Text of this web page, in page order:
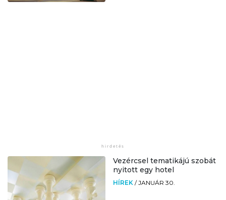
Vezércsel tematikájú szobát
nyitott egy hotel
HÍREK /JANUÁR 30.